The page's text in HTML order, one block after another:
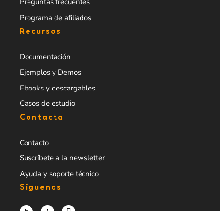
Preguntas frecuentes
Programa de afiliados
Recursos
Documentación
Ejemplos y Demos
Ebooks y descargables
Casos de estudio
Contacta
Contacto
Suscríbete a la newsletter
Ayuda y soporte técnico
Síguenos